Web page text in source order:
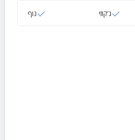
ג‘קוזי נוף